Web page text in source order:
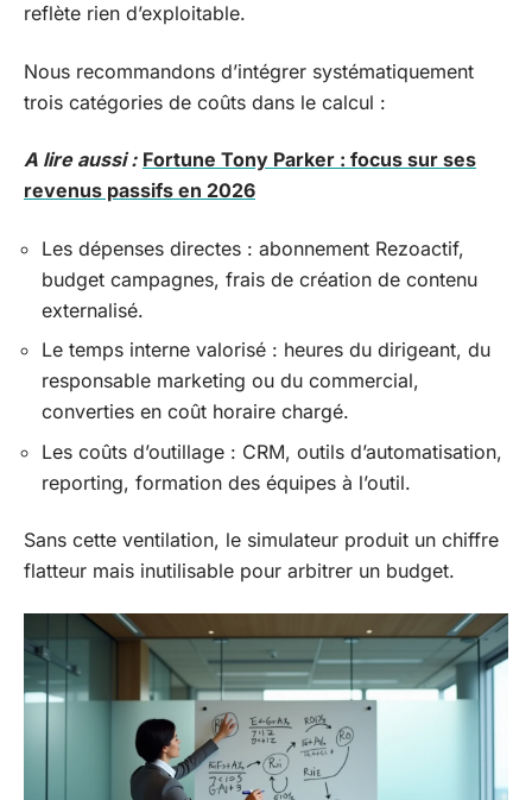
reflète rien d’exploitable.
Nous recommandons d’intégrer systématiquement
trois catégories de coûts dans le calcul :
A lire aussi : Fortune Tony Parker : focus sur ses
revenus passifs en 2026
Les dépenses directes : abonnement Rezoactif,
budget campagnes, frais de création de contenu
externalisé.
Le temps interne valorisé : heures du dirigeant, du
responsable marketing ou du commercial,
converties en coût horaire chargé.
Les coûts d’outillage : CRM, outils d’automatisation,
reporting, formation des équipes à l’outil.
Sans cette ventilation, le simulateur produit un chiffre
flatteur mais inutilisable pour arbitrer un budget.